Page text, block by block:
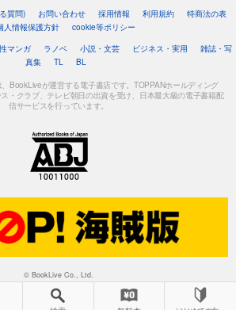
質問) お問い合わせ 採用情報 利用規約
特商法の表
人情報保護方針
cookie等ポリシー
マンガ ラノベ 小説・文芸 ビジネス・実用
雑誌・写
真集
TL BL
BookLiveが運営する電子書店です。TOPPANホールディング
・クラブ、テレビ朝日の出資を受け、日本最大級の電子書籍配
信サービスを行っています。
© BookLive Co., Ltd.